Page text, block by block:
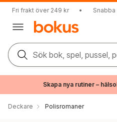
Fri frakt över 249 kr •
Sök bok, spel, pussel,
Skapa nya rutiner –
Deckare Polisromaner